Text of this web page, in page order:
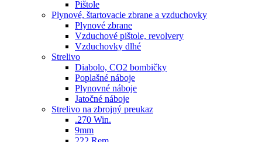
Pištole
Plynové, štartovacie zbrane a vzduchovky
Plynové zbrane
Vzduchové pištole, revolvery
Vzduchovky dlhé
Strelivo
Diabolo, CO2 bombičky
Poplašné náboje
Plynovné náboje
Jatočné náboje
Strelivo na zbrojný preukaz
.270 Win.
9mm